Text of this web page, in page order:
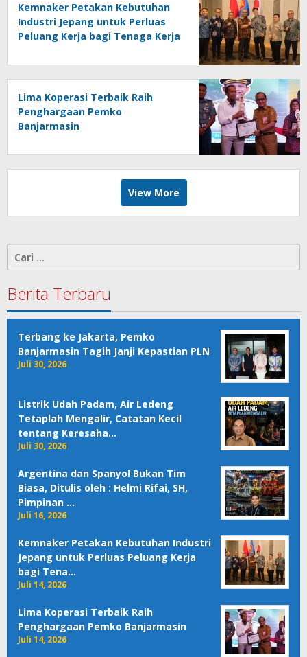
Kemnaker Petakan Kebutuhan
Industri Jepang untuk Perluas
Peluang Kerja bagi Tenaga Kerja
Lima Koperasi Terbaik Raih
Penghargaan Pemko
Banjarmasin
View More
Cari
untuk:
Berita Terbaru
Terbang ke Jakarta, Pemko
Banjarmasin Tagih Janji Kepastian PLN
Juli 30, 2026
Listrik Udah Padam, Air Ledeng
Tetaplah Mengalir, Catatan Kecil
tentang Keresaha…
Juli 30, 2026
Argentina dan Spanyol Bukan Tim
Biasa, Ditulis oleh : Helmi Rifai, SH,
Pimpinan …
Juli 16, 2026
Kemnaker Petakan Kebutuhan Industri
Jepang untuk Perluas Peluang Kerja
bagi Tena…
Juli 14, 2026
Lima Koperasi Terbaik Raih
Penghargaan Pemko Banjarmasin
Juli 14, 2026